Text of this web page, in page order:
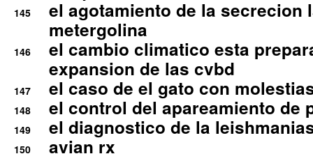
145
el agotamiento de la secrecion
metergolina
146
el cambio climatico esta
expansion de las cvbd
147 el caso de el gato con
148 el control del apareamiento de
149 el diagnostico de la
150 avian rx